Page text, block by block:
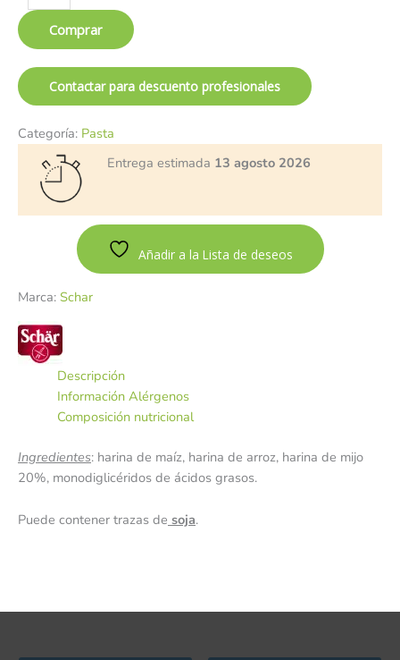
Comprar
Contactar para descuento profesionales
Categoría: Pasta
Entrega estimada 13 agosto 2026
Añadir a la Lista de deseos
Marca: Schar
Descripción
Información Alérgenos
Composición nutricional
Ingredientes: harina de maíz, harina de arroz, harina de mijo
20%, monodiglicéridos de ácidos grasos.
Puede contener trazas de soja.